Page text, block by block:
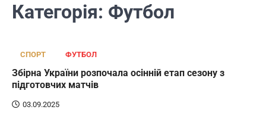
Категорія: Футбол
СПОРТ ФУТБОЛ
Збірна України розпочала осінній етап сезону з
підготовчих матчів
03.09.2025